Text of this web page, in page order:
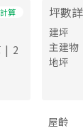
計算
| 2
坪數
建坪
主建物
地坪
屋齡